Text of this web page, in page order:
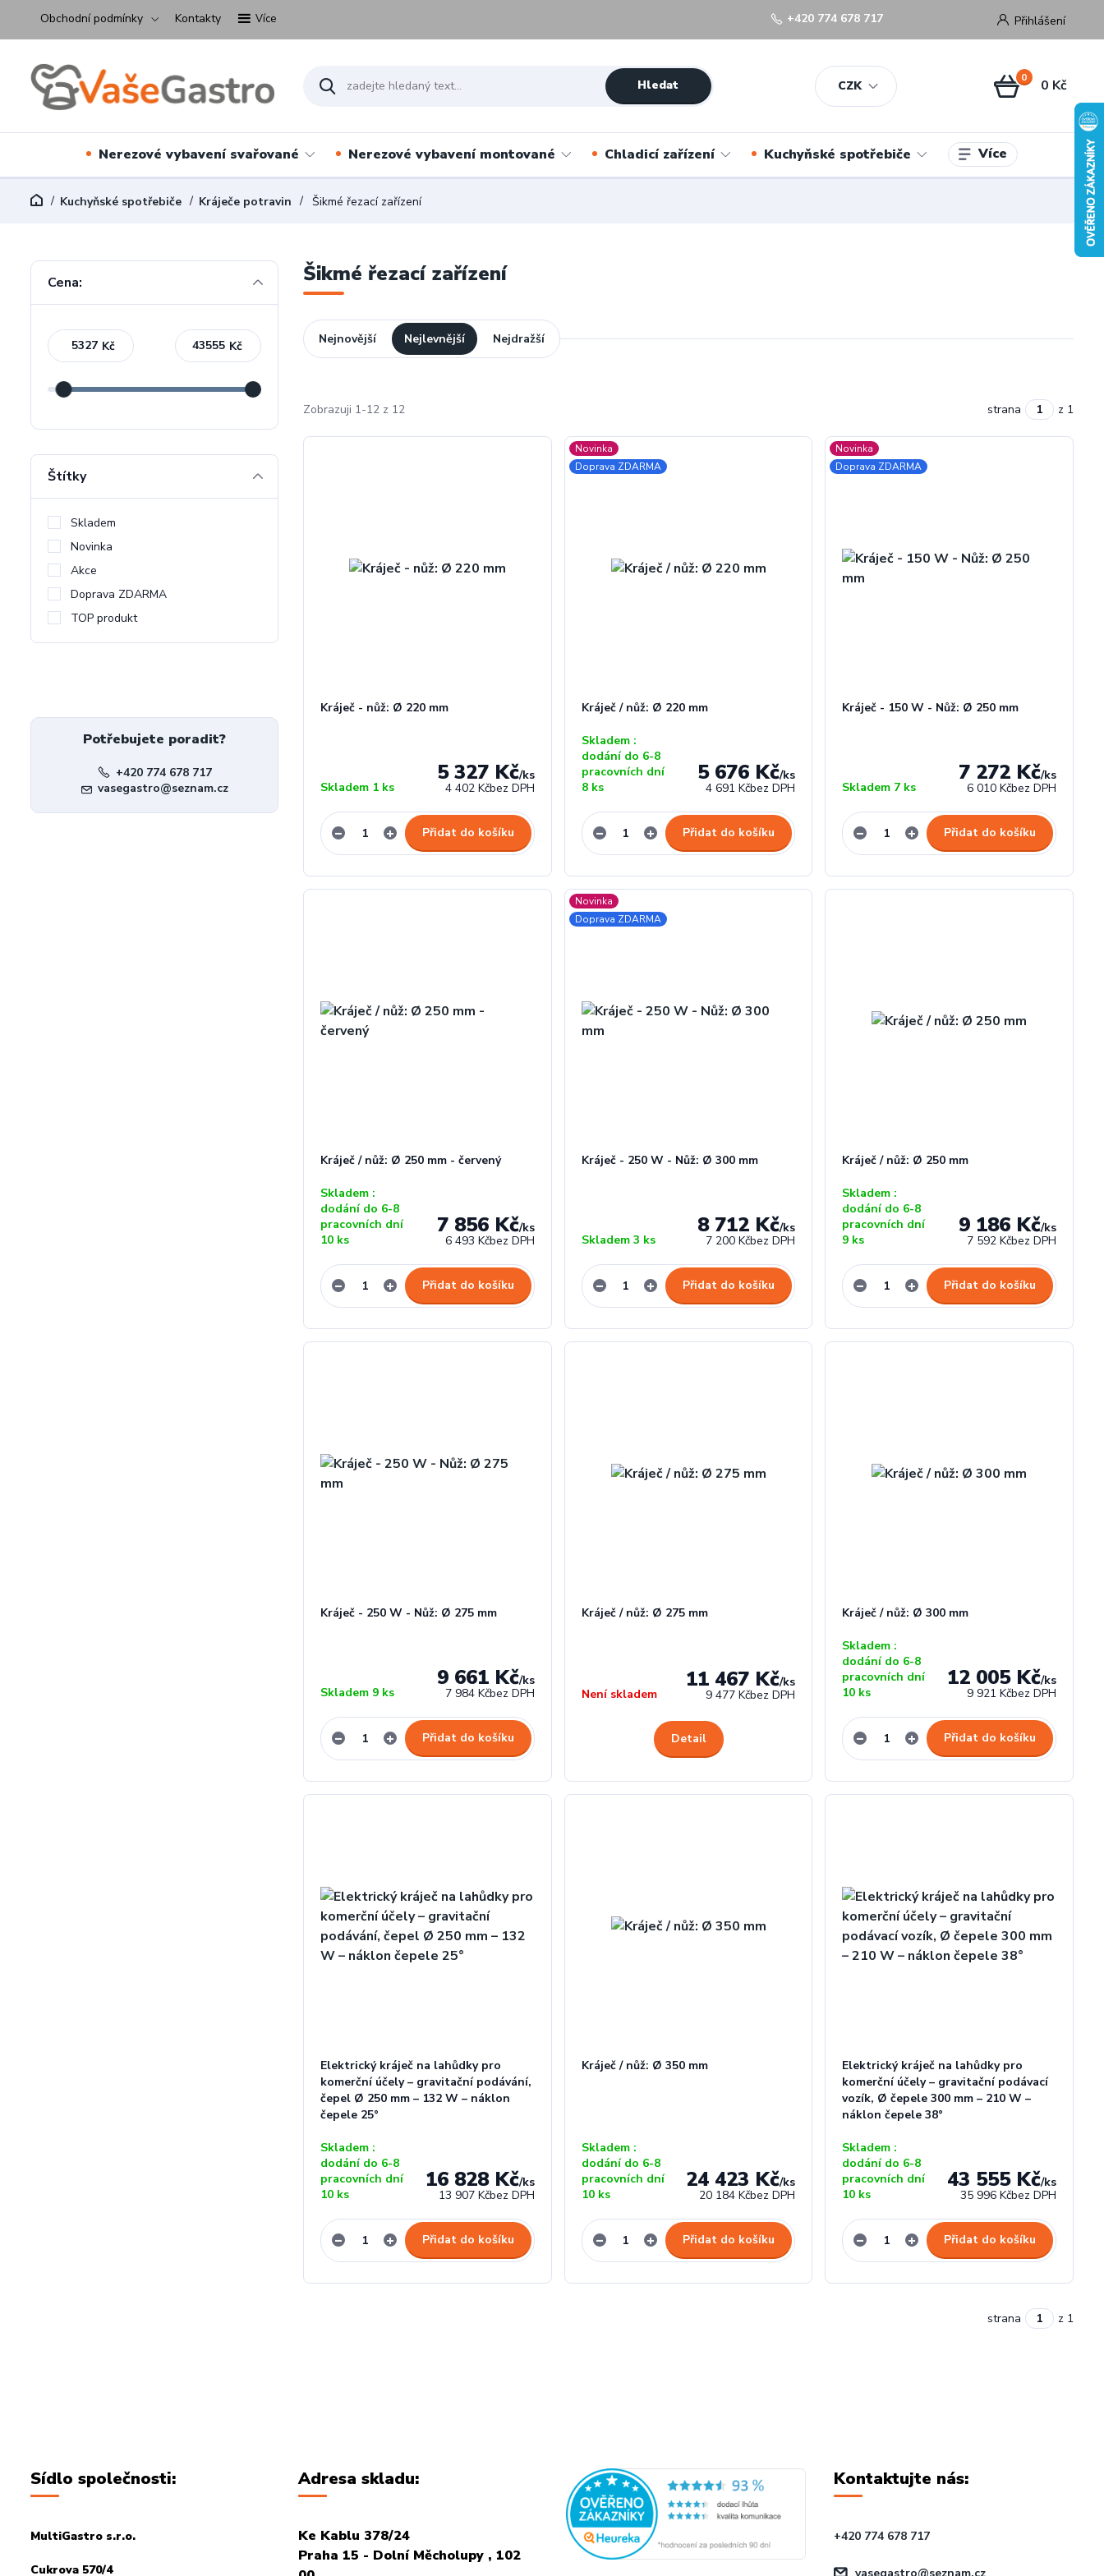
Obchodní podmínky Kontakty Více
CZK
Přihlášení
Hledat
+420 774 678 717
0 0 Kč
Nerezové vybavení svařované Nerezové vybavení montované Chladicí zařízení Kuchyňské spotřebiče Více
Kuchyňské spotřebiče Kráječe potravin Šikmé řezací zařízení
Šikmé řezací zařízení
Nejnovější Nejlevnější Nejdražší
Zobrazuji 1-12 z 12 strana z 1
Kráječ - nůž: Ø 220 mm
5 327 Kč/ks
4 402 Kčbez DPH
Skladem 1 ks
Přidat do košíku
Novinka
Doprava ZDARMA
Kráječ / nůž: Ø 220 mm
5 676 Kč/ks
4 691 Kčbez DPH
Skladem :
dodání do 6-8
pracovních dní
8 ks
Přidat do košíku
Novinka
Doprava ZDARMA
Kráječ - 150 W - Nůž: Ø 250 mm
7 272 Kč/ks
6 010 Kčbez DPH
Skladem 7 ks
Přidat do košíku
Kráječ / nůž: Ø 250 mm - červený
7 856 Kč/ks
6 493 Kčbez DPH
Skladem :
dodání do 6-8
pracovních dní
10 ks
Přidat do košíku
Novinka
Doprava ZDARMA
Kráječ - 250 W - Nůž: Ø 300 mm
8 712 Kč/ks
7 200 Kčbez DPH
Skladem 3 ks
Přidat do košíku
Kráječ / nůž: Ø 250 mm
9 186 Kč/ks
7 592 Kčbez DPH
Skladem :
dodání do 6-8
pracovních dní
9 ks
Přidat do košíku
Kráječ - 250 W - Nůž: Ø 275 mm
9 661 Kč/ks
7 984 Kčbez DPH
Skladem 9 ks
Přidat do košíku
Kráječ / nůž: Ø 275 mm
11 467 Kč/ks
9 477 Kčbez DPH
Není skladem
Detail
Kráječ / nůž: Ø 300 mm
12 005 Kč/ks
9 921 Kčbez DPH
Skladem :
dodání do 6-8
pracovních dní
10 ks
Přidat do košíku
Elektrický kráječ na lahůdky pro
komerční účely – gravitační podávání,
čepel Ø 250 mm – 132 W – náklon
čepele 25°
16 828 Kč/ks
13 907 Kčbez DPH
Skladem :
dodání do 6-8
pracovních dní
10 ks
Přidat do košíku
Kráječ / nůž: Ø 350 mm
24 423 Kč/ks
20 184 Kčbez DPH
Skladem :
dodání do 6-8
pracovních dní
10 ks
Přidat do košíku
Elektrický kráječ na lahůdky pro
komerční účely – gravitační podávací
vozík, Ø čepele 300 mm – 210 W –
náklon čepele 38°
43 555 Kč/ks
35 996 Kčbez DPH
Skladem :
dodání do 6-8
pracovních dní
10 ks
Přidat do košíku
strana z 1
Cena:
Kč Kč
Štítky
Skladem
Novinka
Akce
Doprava ZDARMA
TOP produkt
Potřebujete poradit?
+420 774 678 717
vasegastro@seznam.cz
Sídlo společnosti:
MultiGastro s.r.o.
Cukrova 570/4
Adresa skladu:
Ke Kablu 378/24
Praha 15 - Dolní Měcholupy , 102
Kontaktujte nás:
+420 774 678 717
vasegastro@seznam.cz